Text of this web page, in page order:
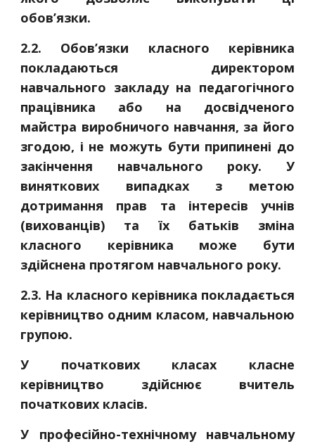
обов’язки.
2.2. Обов’язки класного керівника
покладаються директором
навчального закладу на педагогічного
працівника або на досвідченого
майстра виробничого навчання, за його
згодою, і не можуть бути припинені до
закінчення навчального року. У
виняткових випадках з метою
дотримання прав та інтересів учнів
(вихованців) та їх батьків зміна
класного керівника може бути
здійснена протягом навчального року.
2.3. На класного керівника покладається
керівництво одним класом, навчальною
групою.
У початкових класах класне
керівництво здійснює вчитель
початкових класів.
У професійно-технічному навчальному